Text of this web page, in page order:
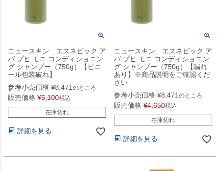
ニュースキン エスネピック ア
バ プヒ モニ コンディショニン
グ シャンプー（750g）【ビニ
ール包装破れ】
参考小売価格 ¥8,471 のところ
販売価格 ¥5,100税込
在庫切れ
詳細を見る
ニュースキン エスネピック ア
バ プヒ モニ コンディショニン
グ シャンプー（750g）【漏れ
あり】※商品説明をご確認くだ
さい
参考小売価格 ¥8,471 のところ
販売価格 ¥4,650税込
在庫切れ
詳細を見る